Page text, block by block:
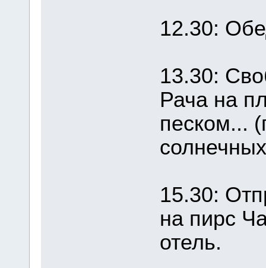
12.30:
13.30:
Рача на
песком...
15.30:
на пирс
отель.